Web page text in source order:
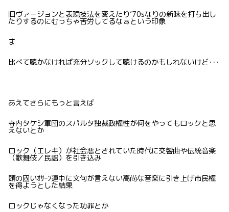
旧ヴァージョンと表現技法を変えたり’70sなりの新味を打ち出し
たりするのにむっちゃ苦労してるなぁという印象
ま
比べて聴かなければ充分ソックして聴けるのかもしれないけど･･･
あえてさらにもっと言えば
寺内タケシ軍団のスパルタ独裁政権性が何をやってもロックと思
えないとか
ロック（エレキ）が社会悪とされていた時代に交響曲や伝統音楽
（歌舞伎／民謡）を引き込み
頭の固いｵｻｰﾝ連中に文句が言えない高尚な音楽に引き上げ市民権
を得ようとした結果
ロックじゃなくなった功罪とか